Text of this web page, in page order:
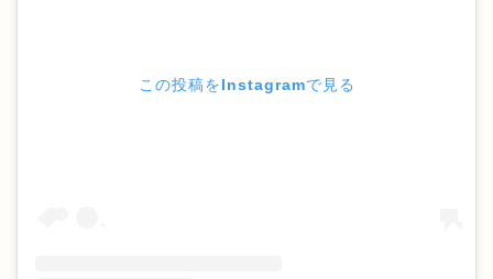
この投稿をInstagramで見る